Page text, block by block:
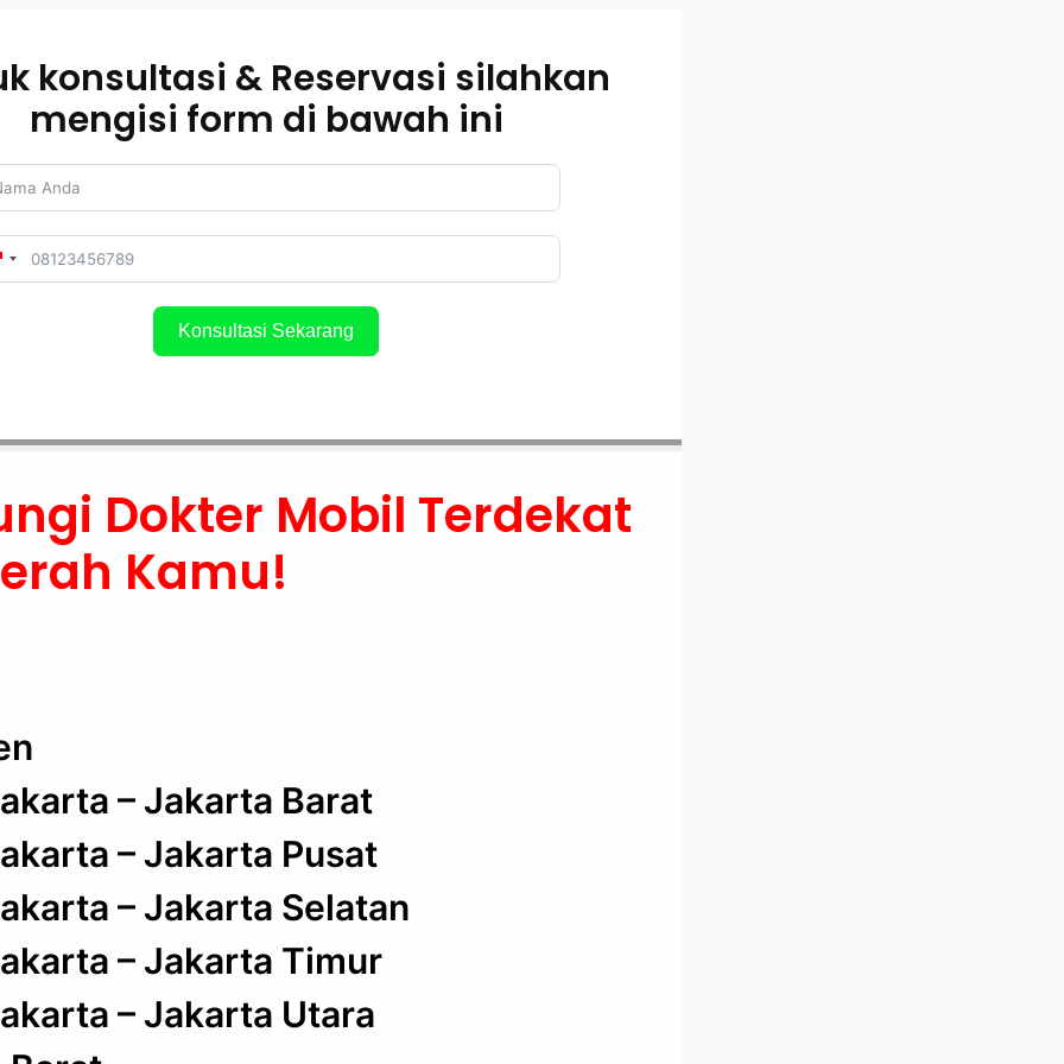
konsultasi & Reservasi silahkan
mengisi form di bawah ini
Indonesia
Konsultasi Sekarang
Dokter Mobil Terdekat
Kamu!
– Jakarta Barat
– Jakarta Pusat
– Jakarta Selatan
– Jakarta Timur
– Jakarta Utara